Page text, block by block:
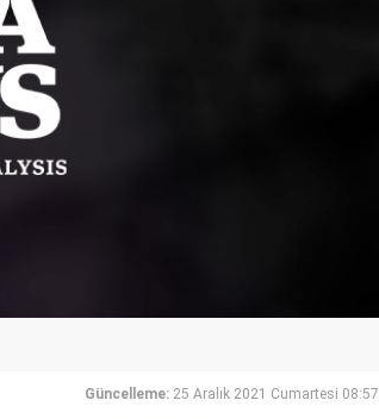
Güncelleme: 25 Aralık 2021 Cumartesi 08:57